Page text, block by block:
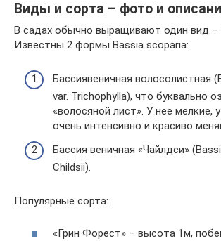
Виды и сорта – фото и
В садах обычно выращивают один вид –
Известны 2 формы Bassia scoparia:
Бассиявеничная волосолистная
var. Trichophylla), что буквально
«волосяной лист». У нее мелкие,
очень интенсивно и красиво
Бассия веничная «Чайлдси»
Childsii).
Популярные сорта:
«Грин Форест» – высота 1м,